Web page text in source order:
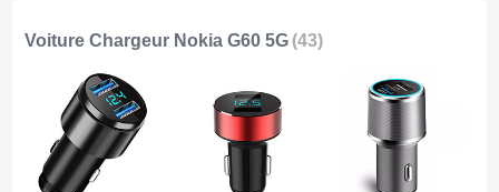
Voiture Chargeur Nokia G60 5G (43)